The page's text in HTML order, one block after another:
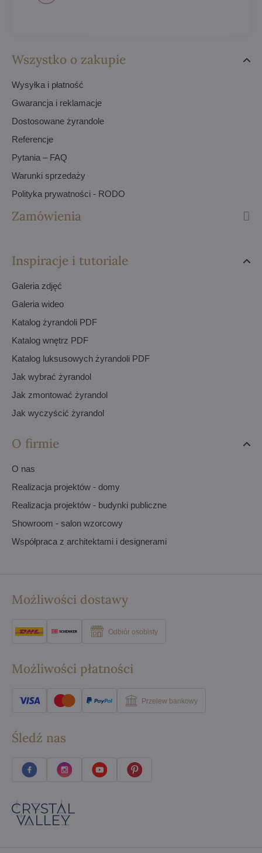
Wszystko o zakupie
Wysyłka i płatność
Gwarancja i reklamacje
Dostosowane żyrandole
Referencje
Pytania – FAQ
Warunki sprzedaży
Polityka prywatności - RODO
Zamówienia
Inspiracje i tutoriale
Galeria zdjęć
Galeria wideo
Katalog żyrandoli PDF
Katalog wnętrz PDF
Katalog luksusowych żyrandoli PDF
Jak wybrać żyrandol
Jak zmontować żyrandol
Jak wyczyścić żyrandol
O firmie
O nas
Realizacja projektów - domy
Realizacja projektów - budynki publiczne
Showroom - salon wzorcowy
Współpraca z architektami i designerami
Możliwości dostawy
Odbiór osobisty
Możliwości płatności
Przelew bankowy
Śledź nas